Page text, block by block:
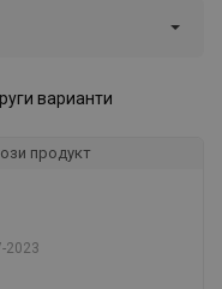
варианти
продукт
2023